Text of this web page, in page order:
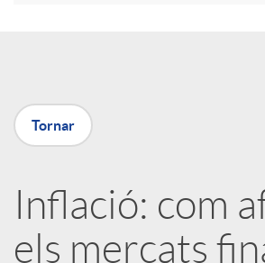
X
r
Tornar
Inflació: com
els mercats